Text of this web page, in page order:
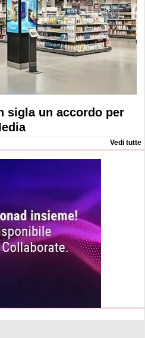
sigla un accordo per
Vedi tutte